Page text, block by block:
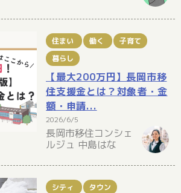
住まい 働く
子育て
暮らし
【最大200万円】長岡市移
住支援金とは？対象者・金
額・申請...
2026/6/5
長岡市移住コンシェ
ルジュ 中島はな
シティ
タウン